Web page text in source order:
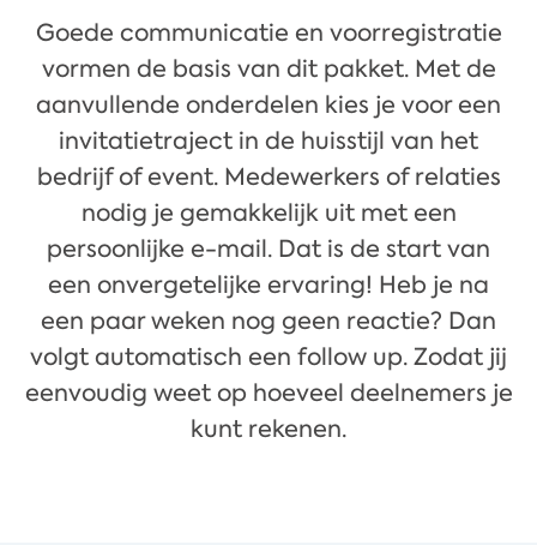
Goede communicatie en voorregistratie
vormen de basis van dit pakket. Met de
aanvullende onderdelen kies je voor een
invitatietraject in de huisstijl van het
bedrijf of event. Medewerkers of relaties
nodig je gemakkelijk uit met een
persoonlijke e-mail. Dat is de start van
een onvergetelijke ervaring! Heb je na
een paar weken nog geen reactie? Dan
volgt automatisch een follow up. Zodat jij
eenvoudig weet op hoeveel deelnemers je
kunt rekenen.